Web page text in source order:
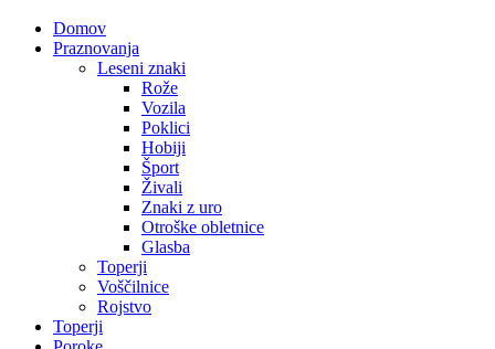
Domov
Praznovanja
Leseni znaki
Rože
Vozila
Poklici
Hobiji
Šport
Živali
Znaki z uro
Otroške obletnice
Glasba
Toperji
Voščilnice
Rojstvo
Toperji